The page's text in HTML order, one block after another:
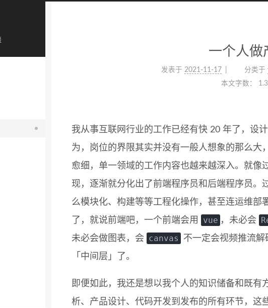
一个人做
发表于 2021-11-17 分类于
本文字数：
我从事互联网行业的工作已经有快 20 年了，设
为，岗位的界限其实并没有一般人想象的那么
愈细，单一领域的工作内容也越来越深入。就
现，逐渐就分化出了前端程序员和后端程序员。
么模块化、构建等等工程化操作，甚至连运维
了，就说前端吧，一个前端会用
vue ，未必会
未必会做图表，会
canvas 不一定会视频推流
「中间层」了。
即便如此，我还是想以我个人的知识储备和既
析、产品设计、代码开发到发布的所有环节，这